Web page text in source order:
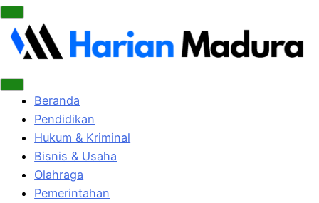
Beranda
Pendidikan
Hukum & Kriminal
Bisnis & Usaha
Olahraga
Pemerintahan